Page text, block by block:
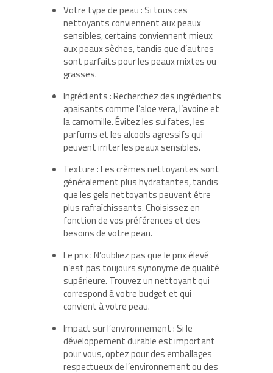
Votre type de peau : Si tous ces
nettoyants conviennent aux peaux
sensibles, certains conviennent mieux
aux peaux sèches, tandis que d’autres
sont parfaits pour les peaux mixtes ou
grasses.
Ingrédients : Recherchez des ingrédients
apaisants comme l’aloe vera, l’avoine et
la camomille. Évitez les sulfates, les
parfums et les alcools agressifs qui
peuvent irriter les peaux sensibles.
Texture : Les crèmes nettoyantes sont
généralement plus hydratantes, tandis
que les gels nettoyants peuvent être
plus rafraîchissants. Choisissez en
fonction de vos préférences et des
besoins de votre peau.
Le prix : N’oubliez pas que le prix élevé
n’est pas toujours synonyme de qualité
supérieure. Trouvez un nettoyant qui
correspond à votre budget et qui
convient à votre peau.
Impact sur l’environnement : Si le
développement durable est important
pour vous, optez pour des emballages
respectueux de l’environnement ou des